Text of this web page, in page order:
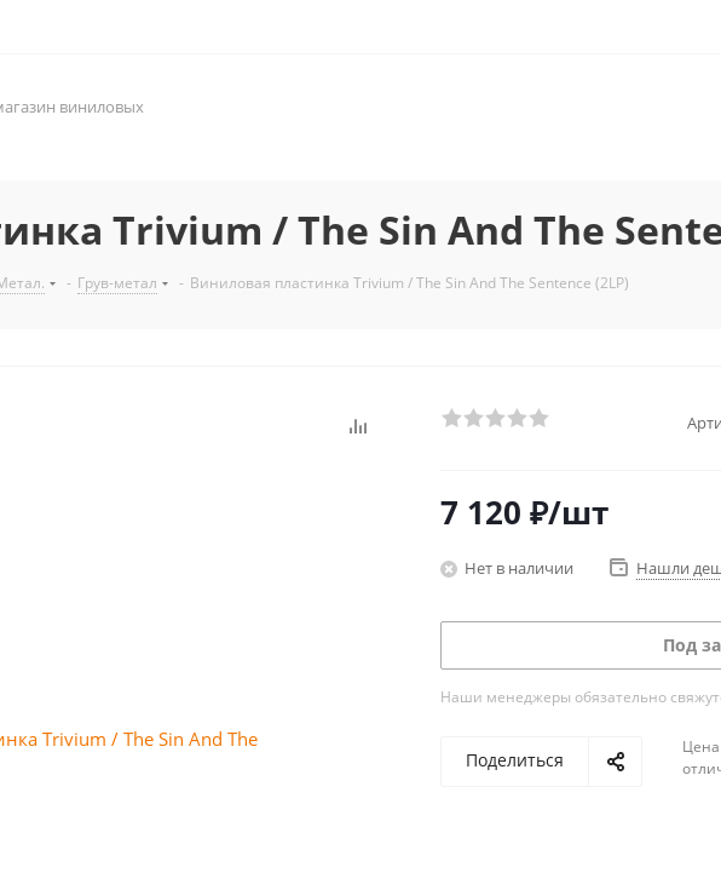
виниловых
Trivium / The Sin And The
- Грув-метал - Виниловая пластинка Trivium / The Sin And The Sentence (2LP)
7 120 ₽/шт
Нет в наличии Нашли
Под
Наши менеджеры обязательно
Поделиться